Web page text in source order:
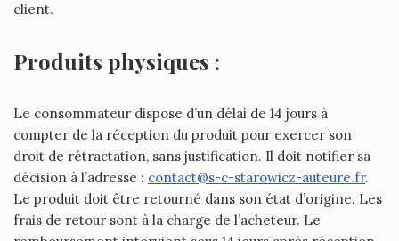
client.
Produits physiques :
Le consommateur dispose d’un délai de 14 jours à
compter de la réception du produit pour exercer son
droit de rétractation, sans justification. Il doit notifier sa
décision à l’adresse : contact@s-c-starowicz-auteure.fr.
Le produit doit être retourné dans son état d’origine. Les
frais de retour sont à la charge de l’acheteur. Le